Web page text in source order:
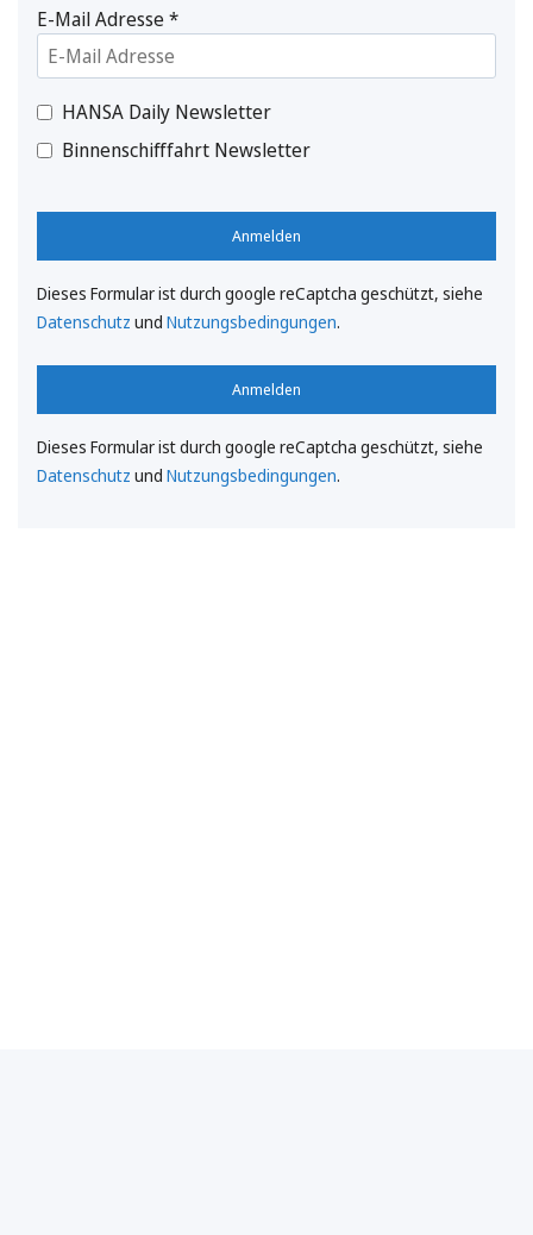
E-Mail Adresse*
HANSA Daily Newsletter
Binnenschifffahrt Newsletter
Anmelden
Dieses Formular ist durch google reCaptcha geschützt, siehe
Datenschutz und Nutzungsbedingungen.
Anmelden
Dieses Formular ist durch google reCaptcha geschützt, siehe
Datenschutz und Nutzungsbedingungen.